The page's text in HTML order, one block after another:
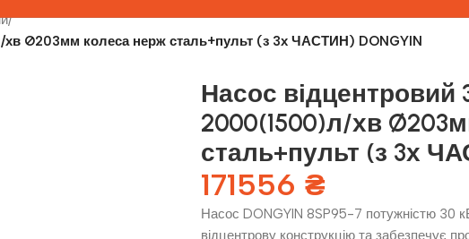
/
Ø203мм колеса нерж сталь+пульт (з 3х ЧАСТИН) DONGYIN
Насос відцентровий
2000(1500)л/хв
сталь+пульт (з 3х
171556 ₴
Насос DONGYIN 8SP95-7 потужністю 30
відцентрову конструкцію та забезпечує